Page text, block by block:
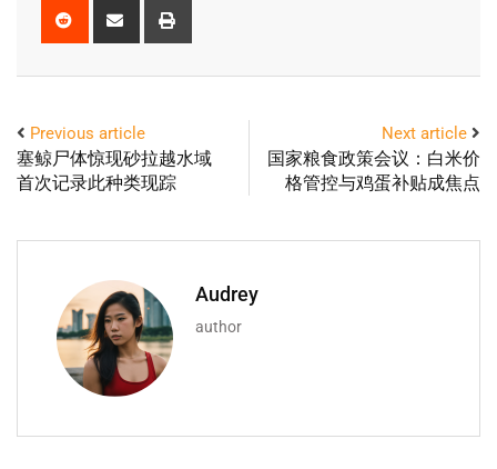
Previous article
塞鲸尸体惊现砂拉越水域
首次记录此种类现踪
Next article
国家粮食政策会议：白米价
格管控与鸡蛋补贴成焦点
Audrey
author